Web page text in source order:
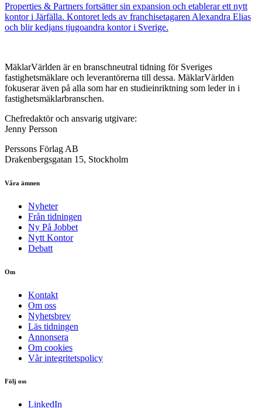
Properties & Partners fortsätter sin expansion och etablerar ett nytt
kontor i Järfälla. Kontoret leds av franchisetagaren Alexandra Elias
och blir kedjans tjugoandra kontor i Sverige.
MäklarVärlden är en branschneutral tidning för Sveriges
fastighetsmäklare och leverantörerna till dessa. MäklarVärlden
fokuserar även på alla som har en studieinriktning som leder in i
fastighetsmäklarbranschen.
Chefredaktör och ansvarig utgivare:
Jenny Persson
Perssons Förlag AB
Drakenbergsgatan 15, Stockholm
Våra ämnen
Nyheter
Från tidningen
Ny På Jobbet
Nytt Kontor
Debatt
Om
Kontakt
Om oss
Nyhetsbrev
Läs tidningen
Annonsera
Om cookies
Vår integritetspolicy
Följ oss
LinkedIn